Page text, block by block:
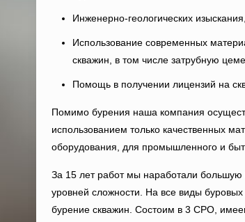
Инженерно-геологических изыскания,
Использование современных
скважин, в том числе затрубную
Помощь в получении лицензий на
Помимо бурения наша компания
использованием только качественных
оборудования, для промышленного и
За 15 лет работ мы наработали большую
уровней сложности. На все виды
бурение скважин. Состоим в 3 СРО,